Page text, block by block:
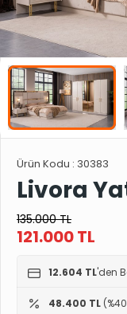
Ürün Kodu : 30383
Livora
135.000TL
121.000TL
12.604 TL'den
48.400 TL